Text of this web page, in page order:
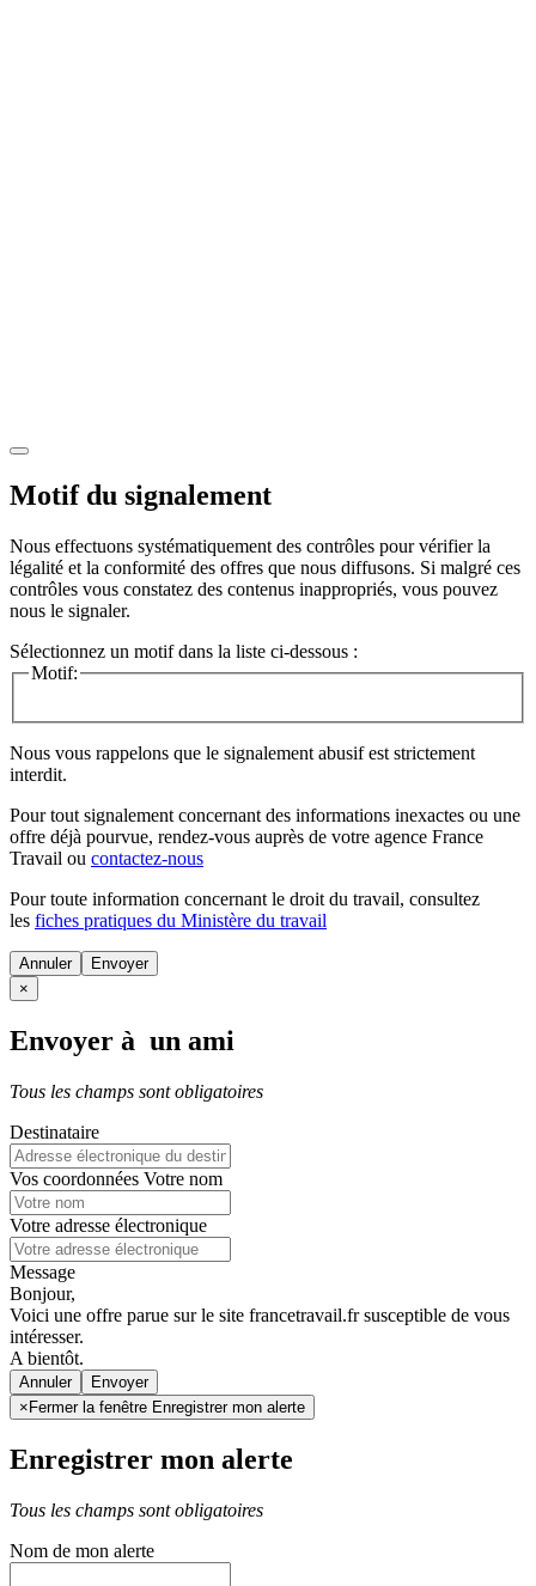
Motif du signalement
Nous effectuons systématiquement des contrôles pour vérifier la
légalité et la conformité des offres que nous diffusons. Si malgré ces
contrôles vous constatez des contenus inappropriés, vous pouvez
nous le signaler.
Sélectionnez un motif dans la liste ci-dessous :
Motif:
Nous vous rappelons que le signalement abusif est strictement
interdit.
Pour tout signalement concernant des informations inexactes ou une
offre déjà pourvue, rendez-vous auprès de votre agence France
Travail ou contactez-nous
Pour toute information concernant le droit du travail, consultez
les fiches pratiques du Ministère du travail
Annuler
×
Envoyer à un ami
Tous les champs sont obligatoires
Destinataire
Vos coordonnées Votre nom
Votre adresse électronique
Message
Bonjour,
Voici une offre parue sur le site francetravail.fr susceptible de vous
intéresser.
A bientôt.
Annuler
× Fermer la fenêtre Enregistrer mon alerte
Enregistrer mon alerte
Tous les champs sont obligatoires
Nom de mon alerte